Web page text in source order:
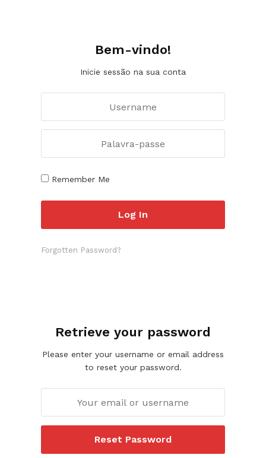
Bem-vindo!
Inicie sessão na sua conta
Remember Me
Forgotten Password?
Retrieve your password
Please enter your username or email address
to reset your password.